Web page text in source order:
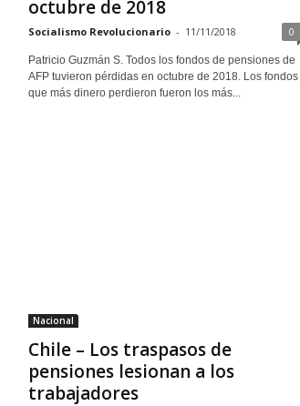
octubre de 2018
Socialismo Revolucionario - 11/11/2018 0
Patricio Guzmán S. Todos los fondos de pensiones de
AFP tuvieron pérdidas en octubre de 2018. Los fondos
que más dinero perdieron fueron los más...
Nacional
Chile – Los traspasos de
pensiones lesionan a los
trabajadores